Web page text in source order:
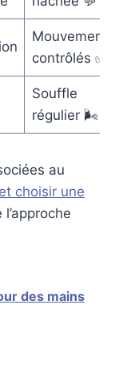
Mouvements
contrôlés ✅
Souffle
régulier 🌬️
au
choisir une
des mains